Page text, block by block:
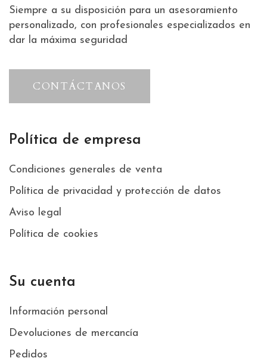
Siempre a su disposición para un asesoramiento
personalizado, con profesionales especializados en
dar la máxima seguridad
CONTÁCTANOS
Política de empresa
Condiciones generales de venta
Política de privacidad y protección de datos
Aviso legal
Política de cookies
Su cuenta
Información personal
Devoluciones de mercancía
Pedidos